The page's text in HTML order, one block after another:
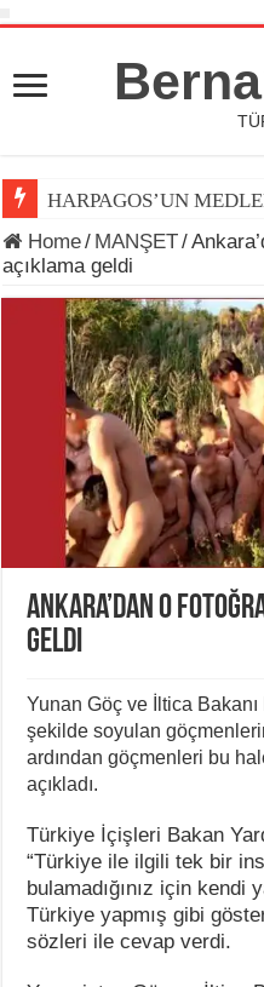
HARPAGOS’UN
Home/ MANŞET/
açıklama geldi
Ankara’dan o
geldi
Yunan Göç ve İltica
şekilde soyulan
ardından göçmenleri bu
açıkladı.
Türkiye İçişleri Bakan
“Türkiye ile ilgili tek bir
bulamadığınız için kendi
Türkiye yapmış gibi
sözleri ile cevap verdi.